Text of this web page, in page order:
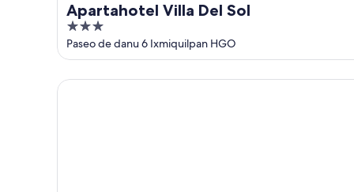
Apartahotel Villa Del Sol
3
out
of
5
Paseo de danu 6 Ixmiquilpan HGO
Hotel Camino Viejo